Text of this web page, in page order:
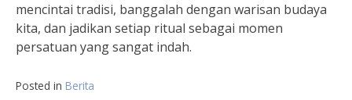
mencintai tradisi, banggalah dengan warisan budaya
kita, dan jadikan setiap ritual sebagai momen
persatuan yang sangat indah.
Posted in Berita